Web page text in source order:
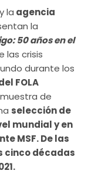
la agencia
la
50 años en el
las crisis
durante los
FOLA
de
selección de
mundial y en
MSF. De las
cinco décadas